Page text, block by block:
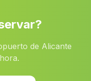
de Alicante